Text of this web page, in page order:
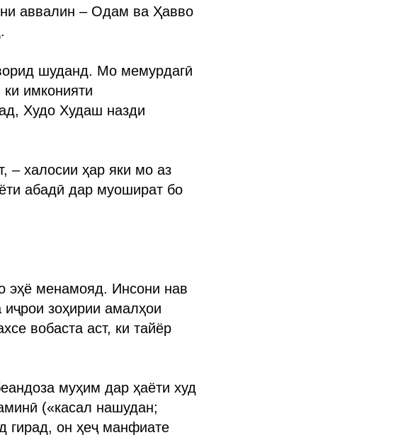
аввалин – Одам ва Ҳавво
шуданд. Мо мемурдагӣ
имконияти
Худо Худаш назди
– халосии ҳар яки мо аз
абадӣ дар муошират бо
эҳё менамояд. Инсони нав
зоҳирии амалҳои
вобаста аст, ки тайёр
муҳим дар ҳаёти худ
(«касал нашудан;
гирад, он ҳеҷ манфиате